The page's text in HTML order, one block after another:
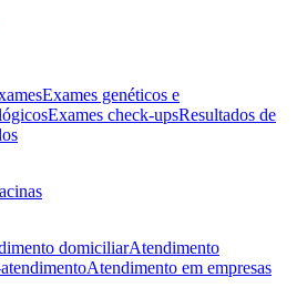
Exames genéticos e
Exames check-upsResultados de
domiciliarAtendimento
Atendimento em empresas